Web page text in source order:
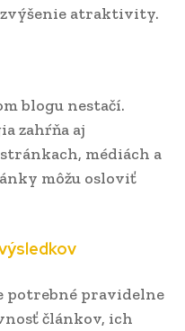
atraktivity.
blogu nestačí.
zahŕňa aj
médiách a
môžu osloviť
potrebné pravidelne
článkov, ich